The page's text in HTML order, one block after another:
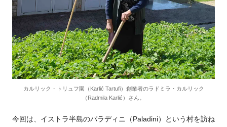
カルリック・トリュフ園（Karlić Tartufi）創業者のラドミラ・カルリック
（Radmila Karlić）さん。
今回は、イストラ半島のパラディニ（Paladini）という村を訪ね